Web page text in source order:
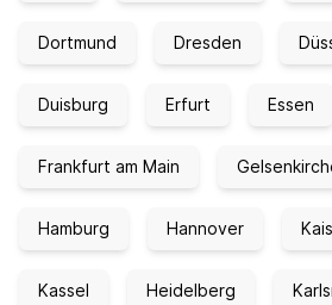
Dortmund Dresden
Duisburg Erfurt Essen
Frankfurt am Main
Hamburg Hannover
Kassel Heidelberg